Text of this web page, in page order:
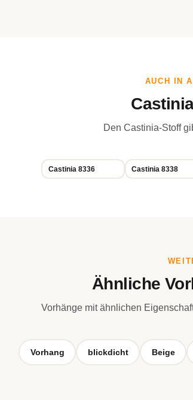
AUCH IN
Den Castinia-Stoff
Castinia 8336 Castinia 8338
Ähnliche
Vorhänge mit ähnlichen
Vorhang blickdicht Beige